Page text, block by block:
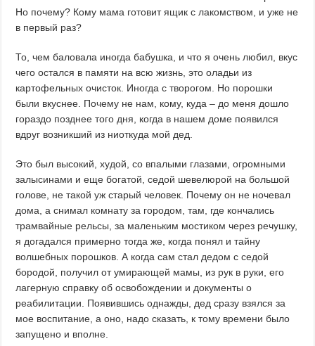
Но почему? Кому мама готовит ящик с лакомством, и уже не
в первый раз?
То, чем баловала иногда бабушка, и что я очень любил, вкус
чего остался в памяти на всю жизнь, это оладьи из
картофельных очисток. Иногда с творогом. Но порошки
были вкуснее. Почему не нам, кому, куда – до меня дошло
гораздо позднее того дня, когда в нашем доме появился
вдруг возникший из ниоткуда мой дед.
Это был высокий, худой, со впалыми глазами, огромными
залысинами и еще богатой, седой шевелюрой на большой
голове, не такой уж старый человек. Почему он не ночевал
дома, а снимал комнату за городом, там, где кончались
трамвайные рельсы, за маленьким мостиком через речушку,
я догадался примерно тогда же, когда понял и тайну
волшебных порошков. А когда сам стал дедом с седой
бородой, получил от умирающей мамы, из рук в руки, его
лагерную справку об освобождении и документы о
реабилитации. Появившись однажды, дед сразу взялся за
мое воспитание, а оно, надо сказать, к тому времени было
запущено и вполне.